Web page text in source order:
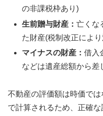
の非課税枠あり)
生前贈与財産：亡くな
た財産(税制改正によ
マイナスの財産：借入
などは遺産総額から差
不動産の評価額は時価では
で計算されるため、正確